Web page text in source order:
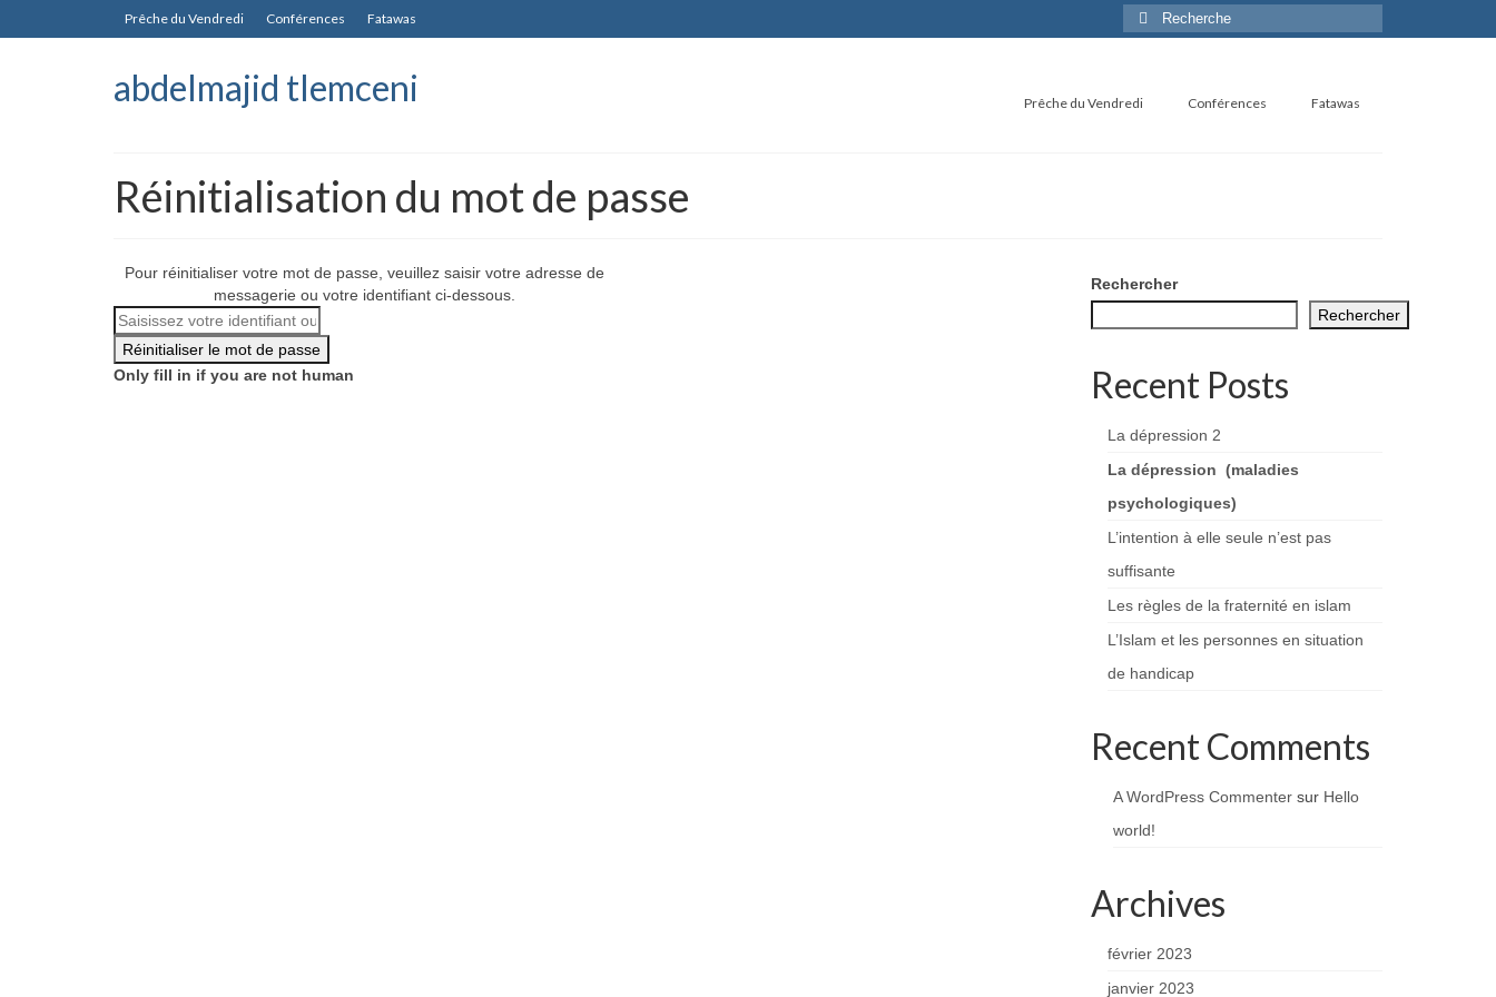
Prêche du Vendredi Conférences Fatawas
Rechercher
:
abdelmajid tlemceni Prêche du Vendredi Conférences Fatawas
Réinitialisation du mot de passe
Pour réinitialiser votre mot de passe, veuillez saisir votre adresse de
messagerie ou votre identifiant ci-dessous.
Only fill in if you are not human
Rechercher
Rechercher
Recent Posts
La dépression 2
La dépression (maladies
psychologiques)
L’intention à elle seule n’est pas
suffisante
Les règles de la fraternité en islam
L’Islam et les personnes en situation
de handicap
Recent Comments
A WordPress Commentersur Hello
world!
Archives
février 2023
janvier 2023